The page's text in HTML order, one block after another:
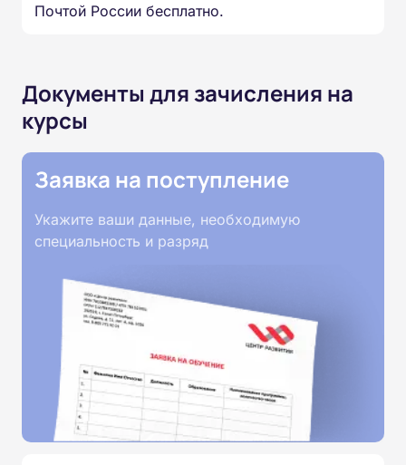
Почтой России бесплатно.
Документы для зачисления на
курсы
Заявка на поступление
Укажите ваши данные, необходимую
специальность и разряд